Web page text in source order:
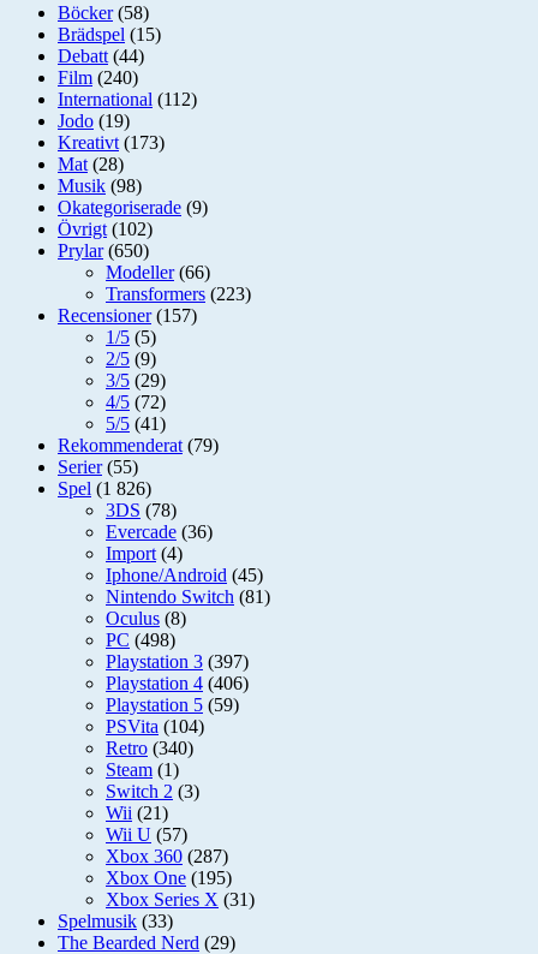
Böcker(58)
Brädspel (15)
Debatt (44)
Film (240)
International (112)
Jodo (19)
Kreativt (173)
Mat (28)
Musik (98)
Okategoriserade (9)
Övrigt (102)
Prylar(650)
Modeller(66)
Transformers (223)
Recensioner(157)
1/5 (5)
2/5 (9)
3/5 (29)
4/5 (72)
5/5 (41)
Rekommenderat (79)
Serier(55)
Spel (1 826)
3DS (78)
Evercade (36)
Import (4)
Iphone/Android (45)
Nintendo Switch (81)
Oculus (8)
PC (498)
Playstation 3 (397)
Playstation 4 (406)
Playstation 5 (59)
PSVita (104)
Retro (340)
Steam (1)
Switch 2 (3)
Wii (21)
Wii U (57)
Xbox 360 (287)
Xbox One (195)
Xbox Series X (31)
Spelmusik (33)
The Bearded Nerd (29)